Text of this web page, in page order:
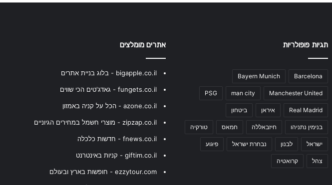
תגיות פופולריות
Barcelona
Bayern Munich
Manchester United
man city
PSG
Real Madrid איראן ביטחון
בנימין נתניהו חיזבאללה חמאס טורקיה
ישראל לבנון נבחרת ישראל פיגוע
צהל קרואטיה
אתרים מומלצים
bigapple.co.il - בלוג בניית אתרים
fungets.co.il - גאדג'טים הכי שווים
azone.co.il - הכל על קניה באמזון
zipzap.co.il - מוצרי חשמל במחירים הגיוניים
fnews.co.il - חדשות כלכלה
giftim.co.il - קניות באינטרנט
ezzytour.com - חופשות בארץ ובעולם